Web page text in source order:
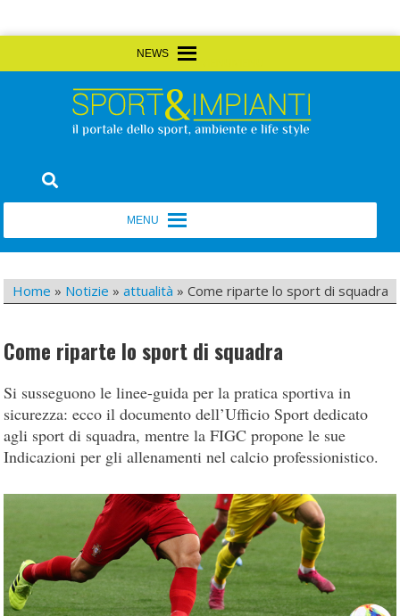
to
Sport&Impianti
Home » Notizie »attualità »Come riparte lo sport di squadra
Come riparte lo sport di squadra
Si susseguono le linee-guida per la pratica sportiva in
sicurezza: ecco il documento dell’Ufficio Sport dedicato
agli sport di squadra, mentre la FIGC propone le sue
Indicazioni per gli allenamenti nel calcio professionistico.